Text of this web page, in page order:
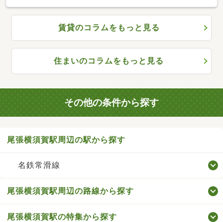
賃貸のコラムをもっと見る
住まいのコラムをもっと見る
その他の条件から探す
尾張横須賀駅周辺の駅から探す
名鉄常滑線
尾張横須賀駅周辺の路線から探す
尾張横須賀駅の特集から探す